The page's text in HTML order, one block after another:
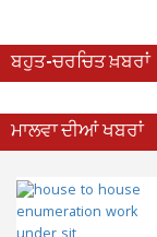
ਬਹੁਤ-ਚਰਚਿਤ ਖ਼ਬਰਾਂ
ਮਾਲਵਾ ਦੀਆਂ ਖਬਰਾਂ